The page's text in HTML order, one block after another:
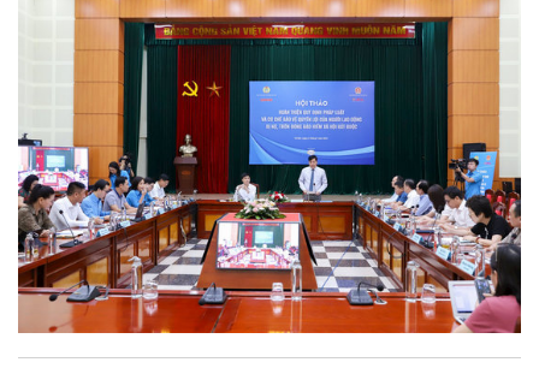
nợ, trốn đóng bảo hiểm xã hội (BHXH) bắt buộc”.